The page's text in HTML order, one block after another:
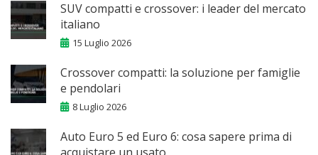
SUV compatti e crossover: i leader del mercato
italiano
15 Luglio 2026
Crossover compatti: la soluzione per famiglie
e pendolari
8 Luglio 2026
Auto Euro 5 ed Euro 6: cosa sapere prima di